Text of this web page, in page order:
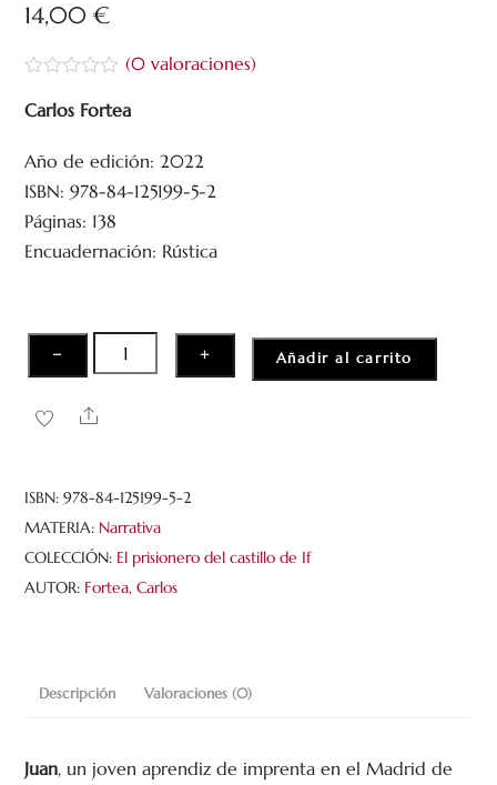
14,00€
a
r
d
o
c
o
5
(0valoraciones)
Carlos Fortea
Año de edición: 2022
ISBN: 978-84-125199-5-2
Páginas: 138
Encuadernación: Rústica
−
Impresión
bajo
sospecha
+ Añadir al carrito
Share
ISBN:978-84-125199-5-2
MATERIA: Narrativa
COLECCIÓN: El prisionero del castillo de If
AUTOR: Fortea, Carlos
Descripción Valoraciones (0)
Juan, un joven aprendiz de imprenta en el Madrid de